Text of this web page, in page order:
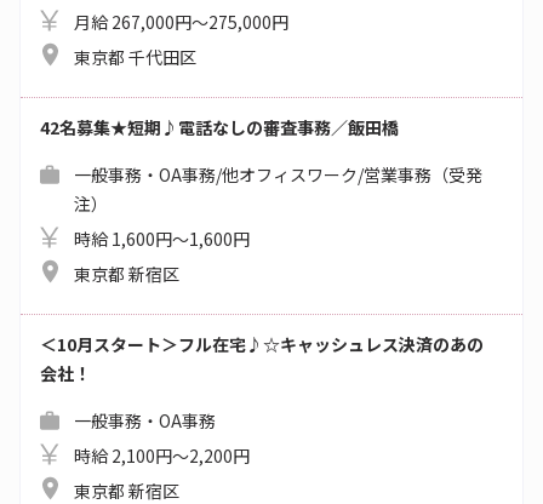
月給 267,000円～275,000円
東京都 千代田区
42名募集★短期♪電話なしの審査事務／飯田橋
一般事務・OA事務/他オフィスワーク/営業事務（受発
注）
時給 1,600円～1,600円
東京都 新宿区
＜10月スタート＞フル在宅♪☆キャッシュレス決済のあの
会社！
一般事務・OA事務
時給 2,100円～2,200円
東京都 新宿区